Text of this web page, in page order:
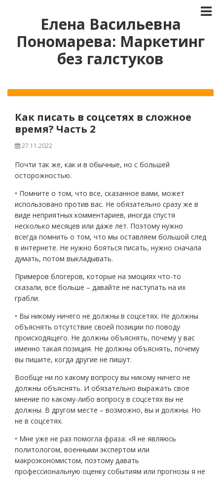
Елена Васильевна
Пономарева: Маркетинг
без галстуков
Как писать в соцсетях в сложное
время? Часть 2
27.11.2022
Почти так же, как и в обычные, но с большей
осторожностью.
• Помните о том, что все, сказанное вами, может
использовано против вас. Не обязательно сразу же в
виде неприятных комментариев, иногда спустя
несколько месяцев или даже лет. Поэтому нужно
всегда помнить о том, что мы оставляем большой след
в интернете. Не нужно бояться писать, нужно сначала
думать, потом выкладывать.
Примеров блогеров, которые на эмоциях что-то
сказали, все больше – давайте не наступать на их
грабли.
• Вы никому ничего не должны в соцсетях. Не должны
объяснять отсутствие своей позиции по поводу
происходящего. Не должны объяснять, почему у вас
именно такая позиция. Не должны объяснять, почему
вы пишите, когда другие не пишут.
Вообще ни по какому вопросу вы никому ничего не
должны объяснять. И обязательно выражать свое
мнение по какому-либо вопросу в соцсетях вы не
должны. В другом месте – возможно, вы и должны. Но
не в соцсетях.
• Мне уже не раз помогла фраза: «Я не являюсь
политологом, военными экспертом или
макроэкономистом, поэтому давать
профессиональную оценку событиям или прогнозы я не